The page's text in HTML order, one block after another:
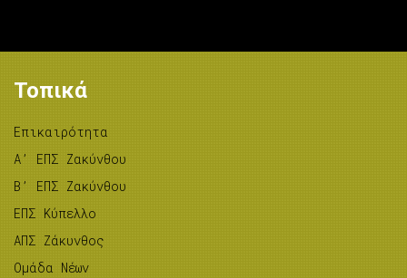
Τοπικά
Επικαιρότητα
A’ ΕΠΣ Ζακύνθου
B’ ΕΠΣ Ζακύνθου
ΕΠΣ Κύπελλο
ΑΠΣ Ζάκυνθος
Ομάδα Νέων